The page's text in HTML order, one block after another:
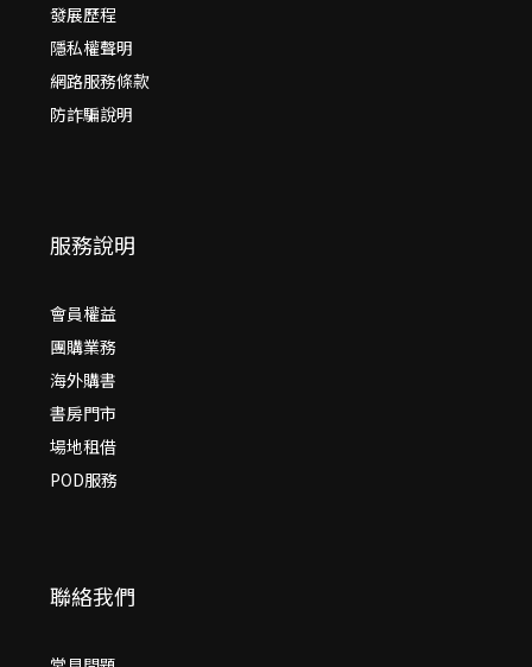
發展歷程
隱私權聲明
網路服務條款
防詐騙說明
服務說明
會員權益
團購業務
海外購書
書房門市
場地租借
POD服務
聯絡我們